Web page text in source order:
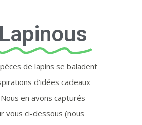
de lapins se baladent
d’idées cadeaux
en avons capturés
vous ci-dessous (nous